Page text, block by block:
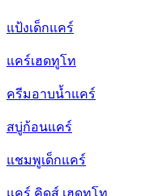
แป้งเด็กแคร์
แคร์เฮดทูโท
ครีมอาบน้ำแคร์
สบู่ก้อนแคร์
แชมพูเด็กแคร์
แคร์ คิดส์ เฮดทูโท